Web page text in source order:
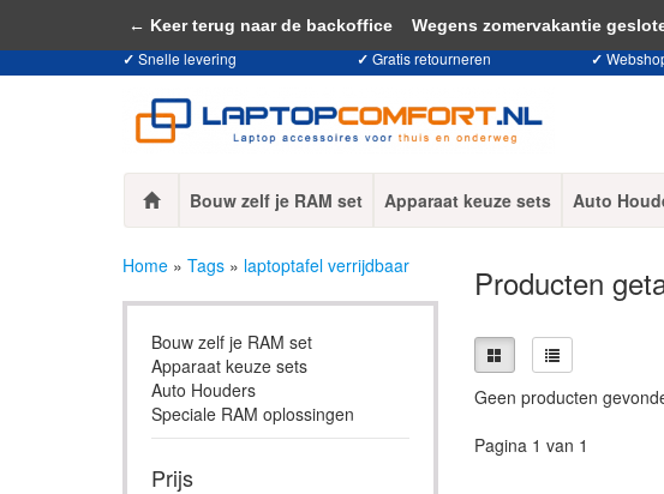
✓ Snelle levering ✓ Gratis retourneren ✓
Bouw zelf je RAM set Apparaat keuze sets Auto
Home » Tags » laptoptafel verrijdbaar
Bouw zelf je RAM set
Apparaat keuze sets
Auto Houders
Speciale RAM oplossingen
Prijs
Producten
Geen producten
Pagina 1 van 1
Door het gebruiken van onze website, ga je akkoord met
← Keer terug naar de backoffice Wegens zomervakantie